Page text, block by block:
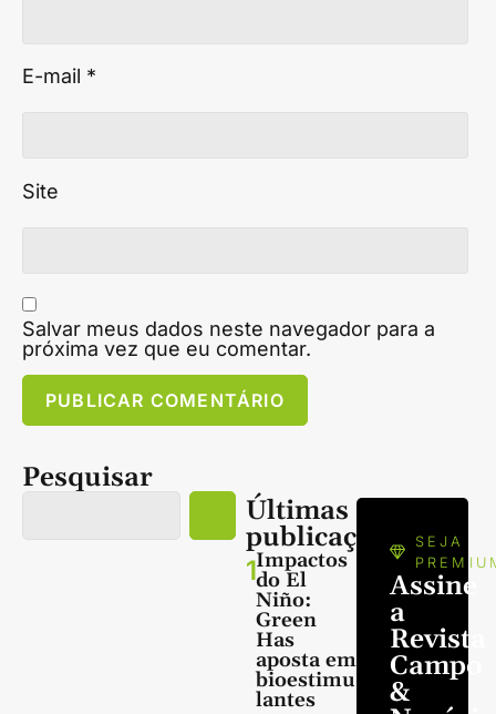
E-mail *
Site
Salvar meus dados neste navegador para a
próxima vez que eu comentar.
Pesquisar
Últimas
publicações
1Impactos
do El
Niño:
Green
Has
aposta em
bioestimu
lantes
SEJA
Assine
a
Revista
Campo
&